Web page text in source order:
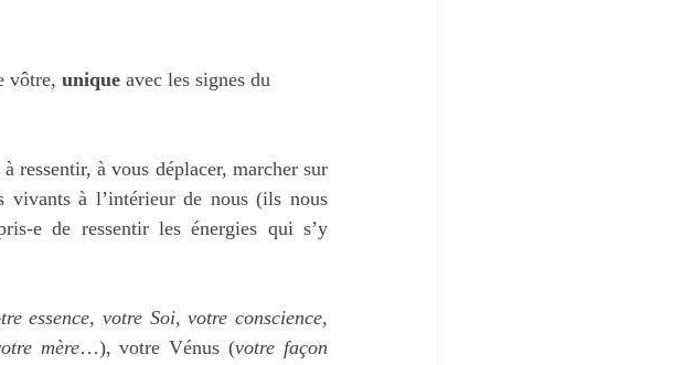
vôtre, unique avec les signes du
à ressentir, à vous déplacer, marcher sur
vivants à l’intérieur de nous (ils nous
e de ressentir les énergies qui s’y
essence, votre Soi, votre conscience,
mère…), votre Vénus (votre façon